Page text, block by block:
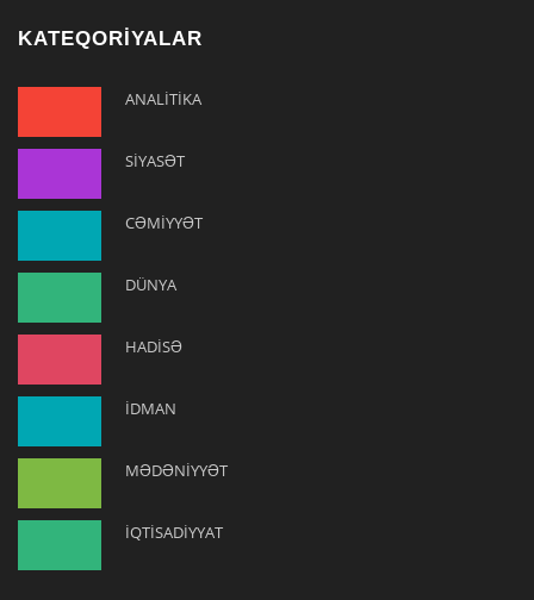
KATEQORİYALAR
ANALİTİKA
SİYASƏT
CƏMİYYƏT
DÜNYA
HADİSƏ
İDMAN
MƏDƏNİYYƏT
İQTİSADİYYAT